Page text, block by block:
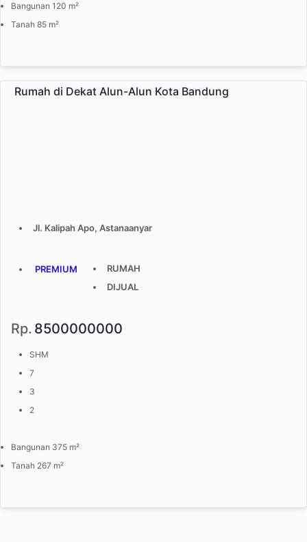
Bangunan 120 m²
Tanah 85 m²
Rumah di Dekat Alun-Alun Kota Bandung
Jl. Kalipah Apo, Astanaanyar
PREMIUM
RUMAH
DIJUAL
Rp. 8500000000
SHM
7
3
2
Bangunan 375 m²
Tanah 267 m²